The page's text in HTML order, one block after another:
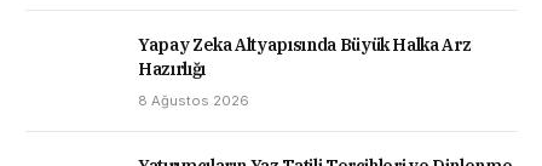
Yapay Zeka Altyapısında Büyük Halka Arz
Hazırlığı
8 Ağustos 2026